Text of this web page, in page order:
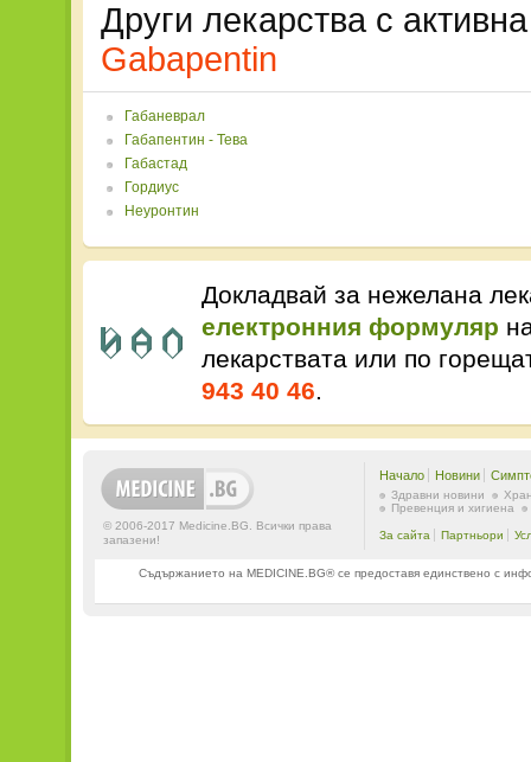
Други лекарства с
Gabapentin
Габаневрал
Габапентин - Тева
Габастад
Гордиус
Неуронтин
Докладвай за нежелана
електронния формуляр
лекарствата или по
943 40 46.
© 2006-2017 Medicine.BG. Всички права
запазени!
Начало Новини
Здравни новини
Превенция и хигиена
За сайта Партньори
Съдържанието на MEDICINE.BG® се предоставя единствено с